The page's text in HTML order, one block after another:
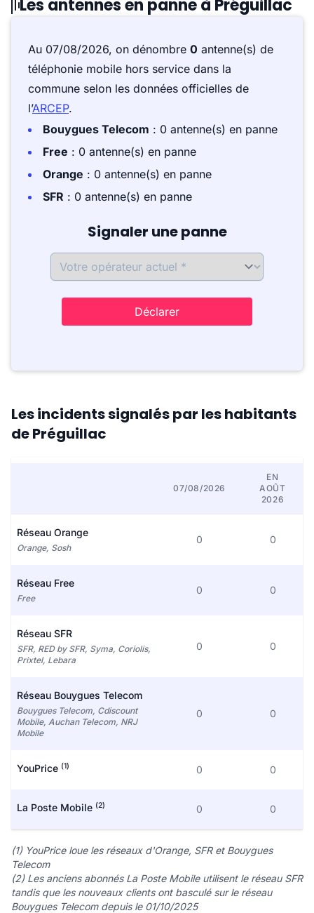
Les antennes en panne à Préguillac
Au 07/08/2026, on dénombre 0 antenne(s) de
téléphonie mobile hors service dans la
commune selon les données officielles de
l’ARCEP.
Bouygues Telecom : 0 antenne(s) en panne
Free : 0 antenne(s) en panne
Orange : 0 antenne(s) en panne
SFR : 0 antenne(s) en panne
Signaler une panne
Déclarer
Les incidents signalés par les habitants
de Préguillac
07/08/2026
EN
AOÛT
2026
Réseau Orange
Orange, Sosh
0 0
Réseau Free
Free
0 0
Réseau SFR
SFR, RED by SFR, Syma, Coriolis,
Prixtel, Lebara
0 0
Réseau Bouygues Telecom
Bouygues Telecom, Cdiscount
Mobile, Auchan Telecom, NRJ
Mobile
0 0
YouPrice (1) 0 0
La Poste Mobile (2) 0 0
(1) YouPrice loue les réseaux d'Orange, SFR et Bouygues
Telecom
(2) Les anciens abonnés La Poste Mobile utilisent le réseau SFR
tandis que les nouveaux clients ont basculé sur le réseau
Bouygues Telecom depuis le 01/10/2025